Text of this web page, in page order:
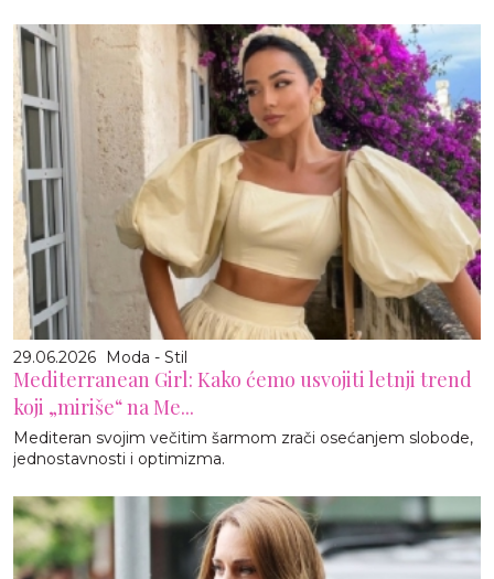
29.06.2026 Moda - Stil
Mediterranean Girl: Kako ćemo usvojiti letnji trend
koji „miriše“ na Me...
Mediteran svojim večitim šarmom zrači osećanjem slobode,
jednostavnosti i optimizma.